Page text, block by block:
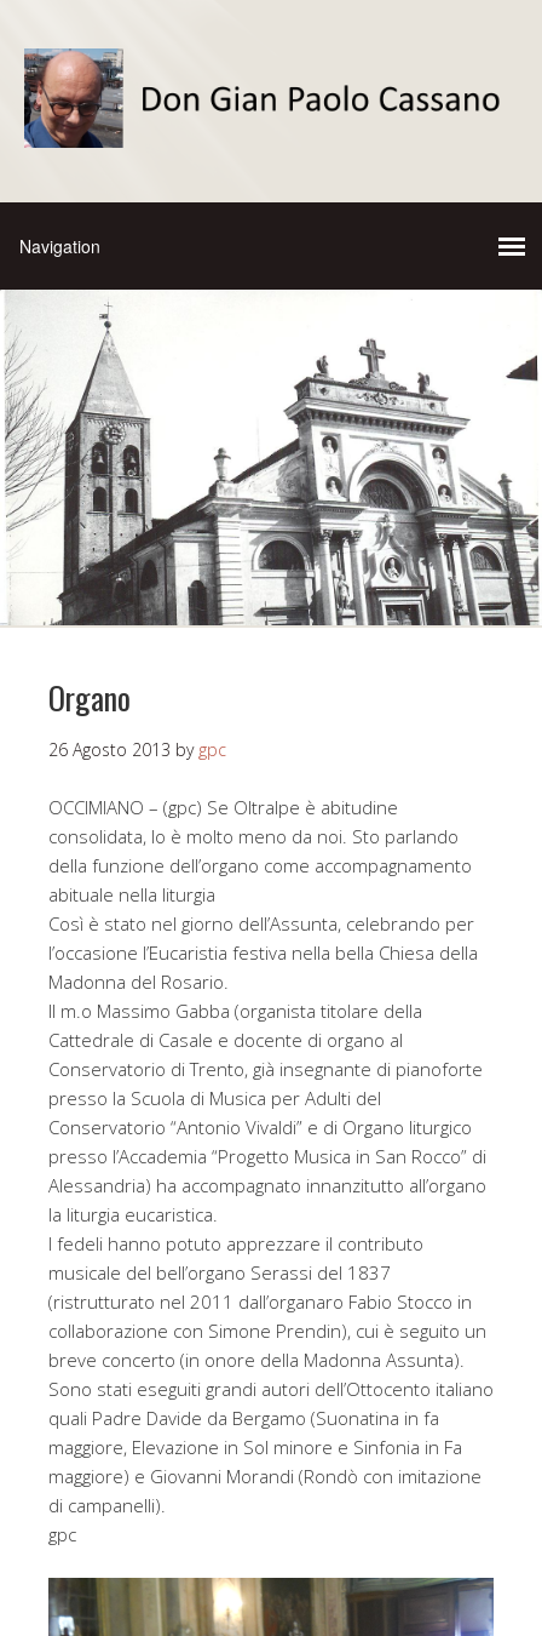
Organo
26 Agosto 2013 by gpc
OCCIMIANO – (gpc) Se Oltralpe è abitudine
consolidata, lo è molto meno da noi. Sto parlando
della funzione dell’organo come accompagnamento
abituale nella liturgia
Così è stato nel giorno dell’Assunta, celebrando per
l’occasione l’Eucaristia festiva nella bella Chiesa della
Madonna del Rosario.
Il m.o Massimo Gabba (organista titolare della
Cattedrale di Casale e docente di organo al
Conservatorio di Trento, già insegnante di pianoforte
presso la Scuola di Musica per Adulti del
Conservatorio “Antonio Vivaldi” e di Organo liturgico
presso l’Accademia “Progetto Musica in San Rocco” di
Alessandria) ha accompagnato innanzitutto all’organo
la liturgia eucaristica.
I fedeli hanno potuto apprezzare il contributo
musicale del bell’organo Serassi del 1837
(ristrutturato nel 2011 dall’organaro Fabio Stocco in
collaborazione con Simone Prendin), cui è seguito un
breve concerto (in onore della Madonna Assunta).
Sono stati eseguiti grandi autori dell’Ottocento italiano
quali Padre Davide da Bergamo (Suonatina in fa
maggiore, Elevazione in Sol minore e Sinfonia in Fa
maggiore) e Giovanni Morandi (Rondò con imitazione
di campanelli).
gpc